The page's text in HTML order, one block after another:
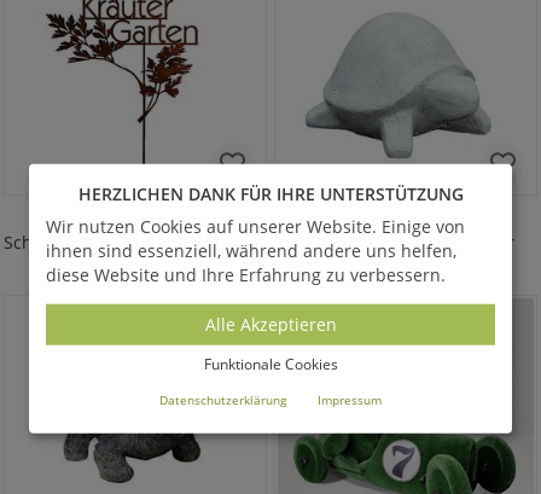
KRÄUTERGARTEN
Schild für den Garten - Rost Metall
175,00 € *
ALBERT
Schildkröte als Gartenfigur
115,00 €
HERZLICHEN DANK FÜR IHRE UNTERSTÜTZUNG
Wir nutzen Cookies auf unserer Website. Einige von
ihnen sind essenziell, während andere uns helfen,
diese Website und Ihre Erfahrung zu verbessern.
Alle Akzeptieren
Funktionale Cookies
Datenschutzerklärung Impressum